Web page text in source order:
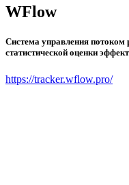
WFlow
Система управления потоком
статистической оценки
https://tracker.wflow.pro/